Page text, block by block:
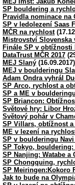
SP bouldering a
Pravidla nominace na
SP v ledolezení Saas
MČR na rychlost
Mistrovství
Finále SP v obtížnosti
DataTrust MČR 2017
MEJ Slaný (16.09.2017)
MEJ v boulderingu
Adam Ondra vyhrál
SP Arco, rychlost a
SP a ME v
SP Briancon:
Světové hry: Libor
Světový pohár v
SP Villars, obtížnost
ME v lezení na
SP v boulderingu
SP Tokyo,
SP Nanjing: Watabe a
SP Chongquing,
SP Meiringen:Kokoro
Jak to bude na